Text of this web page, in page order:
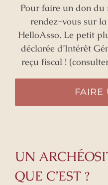
Pour faire un don
rendez-vous sur
HelloAsso. Le petit
déclarée d’Intérêt
reçu fiscal !
FAIRE
UN
QUE C’EST ?